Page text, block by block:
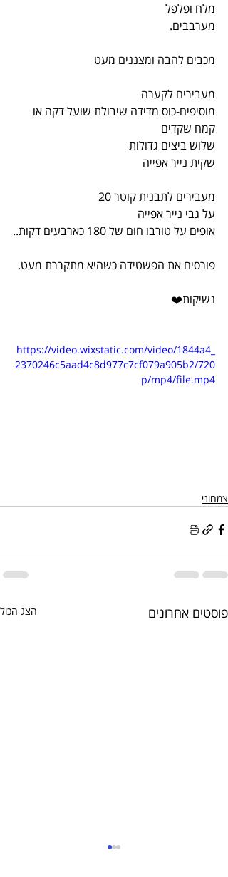
מלח ופלפל
מערבבים.
מכבים להבה ומצננים מעט
מעבירים לקערה
מוסיפים-כוס מדידה שיבולת שועל דקה או
קמח שקדים
שלוש ביצים גדולות
שקית נייר אפייה
מעבירים לתבנית קוטר 20
על גבי נייר אפייה
אופים על טורבו חום של 180 כארבעים דקות..
פורסים את הפשטידה כשהיא מתקררת מעט.
נשיקות❤️
https://video.wixstatic.com/video/1844a4_
2370246c5aad4c8d977c7cf079a905b2/720
p/mp4/file.mp4
צמחוני
פוסטים אחרונים הצג הכול